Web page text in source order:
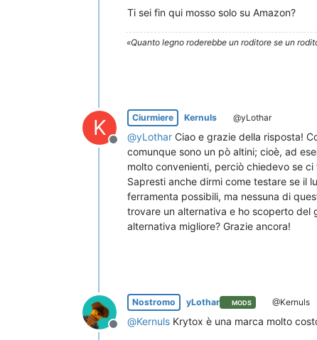
Ti sei fin qui mosso solo su Amazon?
«Quanto legno roderebbe un roditore se un
K
Non in linea
Ciurmiere Kernuls @yLothar
@yLothar Ciao e grazie della risposta!
comunque sono un pò altini; cioè, ad
molto convenienti, perciò chiedevo se
Sapresti anche dirmi come testare se il
ferramenta possibili, ma nessuna di
trovare un alternativa e ho scoperto del
alternativa migliore? Grazie ancora!
Non in linea
Nostromo yLothar MODS @Kernuls
@Kernuls Krytox è una marca molto